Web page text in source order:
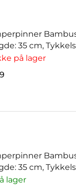
35 cm,
på lager
35 cm,
lager